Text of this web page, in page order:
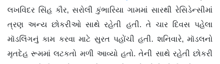
લખવિંદર સિંહ કૌર, સરોલી કુંભારિયા ગામમાં સારથી રેસિડેન્સીમાં
ત્રણ અન્ય છોકરીઓ સાથે રહેતી હતી. તે ચાર દિવસ પહેલા
મૉડલિંગનું કામ કરવા માટે સુરત પહોંચી હતી. શનિવારે, મૉડલનો
મૃતદેહ રૂમમાં લટકતો મળી આવ્યો હતો. તેની સાથે રહેતી છોકરી